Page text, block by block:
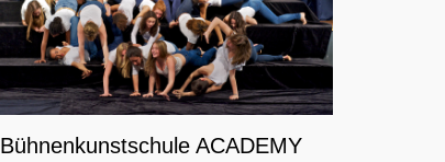
Bühnenkunstschule ACADEMY